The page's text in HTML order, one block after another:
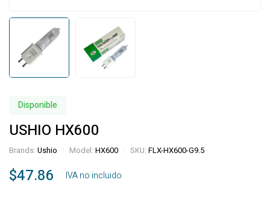
Disponible
USHIO HX600
Brands: Ushio Model: HX600 SKU: FLX-HX600-G9.5
$47.86 ‎ ‎ ‎ IVA no incluido